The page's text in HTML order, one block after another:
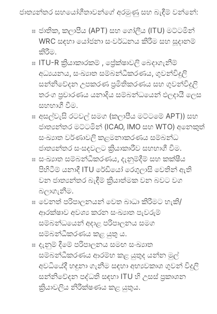
ජාත්‍යන්තර සහයෝගීතාවන්ගේ අරමුණු සහ බැඳීම් වන්නේ:
ජාතික, කලාපීය (APT) සහ ගෝලීය (ITU) මට්ටමින්
WRC සඳහා යෝජනා සංවර්ධනය කිරීම සහ සූදානම්
කිරීම.
ITU-R ක්‍රියාකාරකම් , ප්‍රේක්ෂාවලි බෙදාගැනීම්
අධ්‍යයනය, සංඛ්‍යාත සම්බන්ධීකරණය, ගුවන්විදුලි
සන්නිවේදන උපකරණ ප්‍රමිතිකරණය සහ ගුවන්විදුලි
තරංග ප්‍රචාරණය යනාදිය සම්බන්ධයෙන් ඵලදායී ලෙස
සහභාගී වීම.
අසල්වැසි රටවල් සමග (කලාපීය මට්ටමේ APT)) සහ
ජාත්‍යන්තර මට්ටමින් (ICAO, IMO සහ WTO) අනෙකුත්
සංඛ්‍යාත වර්ණාවලි කළමනාකරණය සම්බන්ධ
ජාත්‍යන්තර සංසදවලට ක්‍රියාකාරීව සහභාගී වීම.
සංඛ්‍යාත සම්බන්ධීකරණය, දැනුම්දීම් සහ කක්ෂීය
පිහිටීම් යනාදී ITU රේඩියෝ රෙගුලාසි වෙතින් ඇති
වන ජාත්‍යන්තර බැඳීම් ක්‍රියාත්මක වන බවට වග
බලාගැනීම.
වෙනත් පරිපාලනයන් වෙත බාධා කිරීමට හැකි/
ආරක්ෂාව අවශ්‍ය කරන සංඛ්‍යාත පැවරුම්
සම්බන්ධයෙන් අදාළ පරිපාලනය සමග
සම්බන්ධීකරණය කළ යුතු ය.
දැනුම් දීමේ පරිපාලනය සමඟ සංඛ්‍යාත
සම්බන්ධීකරණය ආරම්භ කළ යුතුද යන්න මුල්
අවධියේදී හඳුනා ගැනීම සඳහා අභ්‍යවකාශ ගුවන් විදුලි
සන්නිවේදන පද්ධති සඳහා ITU හි උසස් ප්‍රකාශන
ක්‍රියාවලිය නිරීක්ෂණය කළ යුතුය.